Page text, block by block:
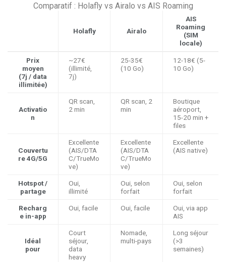
Comparatif : Holafly vs Airalo vs AIS Roaming
Holafly Airalo
AIS
Roaming
(SIM
locale)
Prix
moyen
(7j / data
illimitée)
~27€
(illimité,
7j)
25-35€
(10 Go)
12-18€ (5-
10 Go)
Activatio
n
QR scan,
2 min
QR scan, 2
min
Boutique
aéroport,
15-20 min +
files
Couvertu
re 4G/5G
Excellente
(AIS/DTA
C/TrueMo
ve)
Excellente
(AIS/DTA
C/TrueMo
ve)
Excellente
(AIS native)
Hotspot /
partage
Oui,
illimité
Oui, selon
forfait
Oui, selon
forfait
Recharg
e in-app
Oui, facile Oui, facile
Oui, via app
AIS
Idéal
pour
Court
séjour,
data
heavy
Nomade,
multi-pays
Long séjour
(>3
semaines)